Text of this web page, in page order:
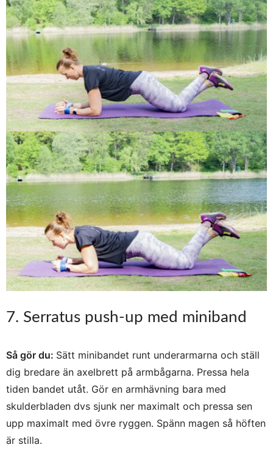
7. Serratus push-up med miniband
Så gör du: Sätt minibandet runt underarmarna och ställ
dig bredare än axelbrett på armbågarna. Pressa hela
tiden bandet utåt. Gör en armhävning bara med
skulderbladen dvs sjunk ner maximalt och pressa sen
upp maximalt med övre ryggen. Spänn magen så höften
är stilla.